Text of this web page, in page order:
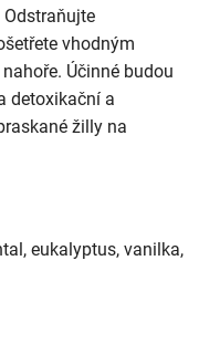
vhodným
Účinné budou
detoxikační a
žilly na
eukalyptus, vanilka,